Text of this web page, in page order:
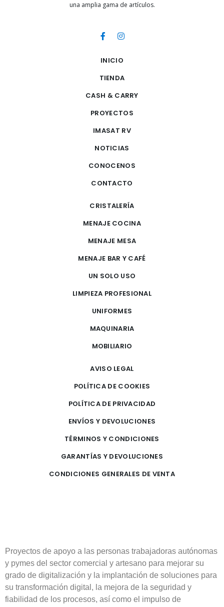
una amplia gama de artículos.
INICIO
TIENDA
CASH & CARRY
PROYECTOS
IMASAT RV
NOTICIAS
CONOCENOS
CONTACTO
CRISTALERÍA
MENAJE COCINA
MENAJE MESA
MENAJE BAR Y CAFÉ
UN SOLO USO
LIMPIEZA PROFESIONAL
UNIFORMES
MAQUINARIA
MOBILIARIO
AVISO LEGAL
POLÍTICA DE COOKIES
POLÍTICA DE PRIVACIDAD
ENVÍOS Y DEVOLUCIONES
TÉRMINOS Y CONDICIONES
GARANTÍAS Y DEVOLUCIONES
CONDICIONES GENERALES DE VENTA
Proyectos de apoyo a las personas trabajadoras autónomas
y pymes del sector comercial y artesano para mejorar su
grado de digitalización y la implantación de soluciones para
su transformación digital, la mejora de la seguridad y
fiabilidad de los procesos, así como el impulso de